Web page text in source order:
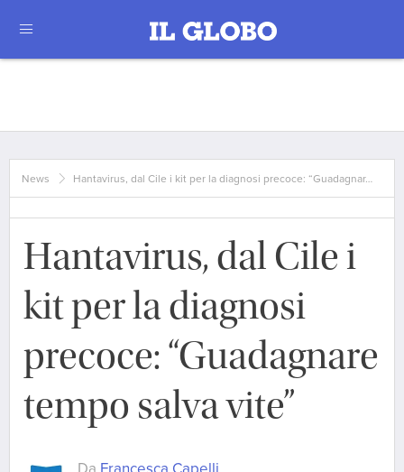
News Hantavirus, dal Cile i kit per la diagnosi precoce: “Guadagnar…
Hantavirus, dal Cile i
kit per la diagnosi
precoce: “Guadagnare
tempo salva vite”